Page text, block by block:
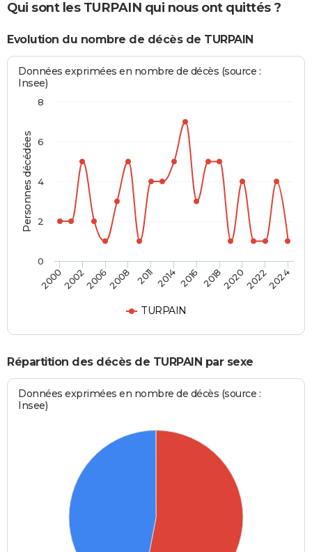
Qui sont les TURPAIN qui nous ont quittés ?
Evolution du nombre de décès de TURPAIN
Personnes décédées
Données exprimées en nombre de décès (source :
Insee)
TURPAIN
2000200220062008 2011 2014 2016 2018202020222024
0
2
4
6
8
Répartition des décès de TURPAIN par sexe
Données exprimées en nombre de décès (source :
Insee)